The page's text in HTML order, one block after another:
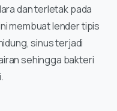
dan terletak pada
membuat lender tipis
sinus terjadi
sehingga bakteri